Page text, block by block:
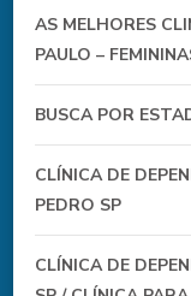
AS MELHORES
PAULO –
BUSCA POR
CLÍNICA DE
PEDRO SP
CLÍNICA DE